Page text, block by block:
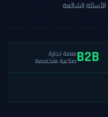
الأسئلة الشائعة
B2Bمنصة تجارة
صناعية متخصصة